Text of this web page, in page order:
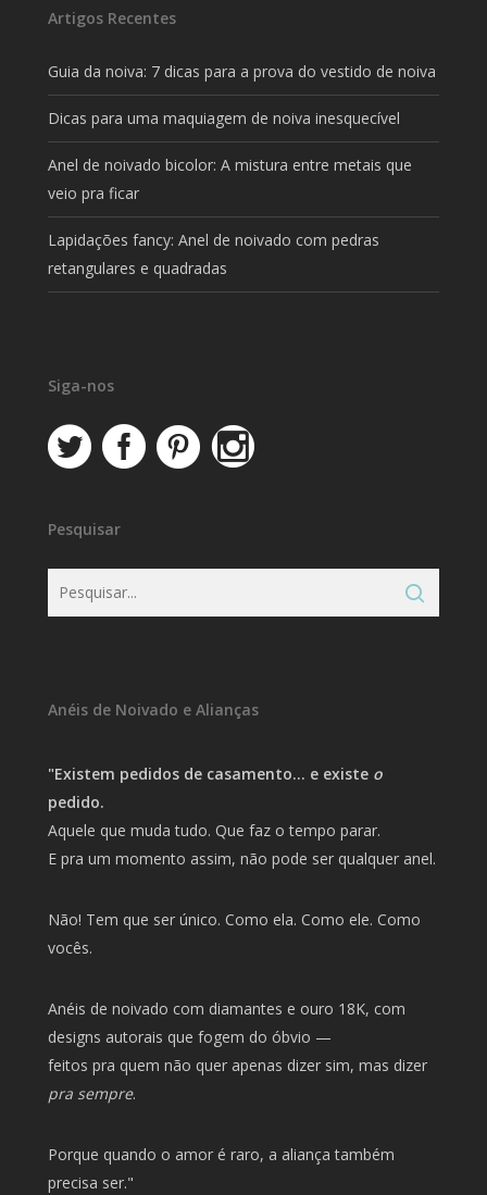
Artigos Recentes
Guia da noiva: 7 dicas para a prova do vestido de noiva
Dicas para uma maquiagem de noiva inesquecível
Anel de noivado bicolor: A mistura entre metais que
veio pra ficar
Lapidações fancy: Anel de noivado com pedras
retangulares e quadradas
Siga-nos
Pesquisar
Anéis de Noivado e Alianças
"Existem pedidos de casamento… e existe o
pedido.
Aquele que muda tudo. Que faz o tempo parar.
E pra um momento assim, não pode ser qualquer anel.
Não! Tem que ser único. Como ela. Como ele. Como
vocês.
Anéis de noivado com diamantes e ouro 18K, com
designs autorais que fogem do óbvio —
feitos pra quem não quer apenas dizer sim, mas dizer
pra sempre.
Porque quando o amor é raro, a aliança também
precisa ser."